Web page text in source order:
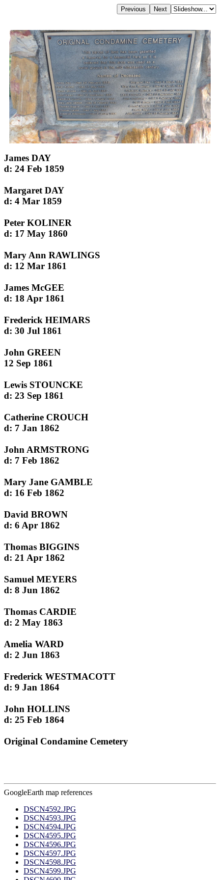
James DAY
d: 24 Feb 1859
Margaret DAY
d: 4 Mar 1859
Peter KOLINER
d: 17 May 1860
Mary Ann RAWLINGS
d: 12 Mar 1861
James McGEE
d: 18 Apr 1861
Frederick HEIMARS
d: 30 Jul 1861
John GREEN
12 Sep 1861
Lewis STOUNCKE
d: 23 Sep 1861
Catherine CROUCH
d: 7 Jan 1862
John ARMSTRONG
d: 7 Feb 1862
Mary Jane GAMBLE
d: 16 Feb 1862
David BROWN
d: 6 Apr 1862
Thomas BIGGINS
d: 21 Apr 1862
Samuel MEYERS
d: 8 Jun 1862
Thomas CARDIE
d: 2 May 1863
Amelia WARD
d: 2 Jun 1863
Frederick WESTMACOTT
d: 9 Jan 1864
John HOLLINS
d: 25 Feb 1864
Original Condamine Cemetery
GoogleEarth map references
DSCN4592.JPG
DSCN4593.JPG
DSCN4594.JPG
DSCN4595.JPG
DSCN4596.JPG
DSCN4597.JPG
DSCN4598.JPG
DSCN4599.JPG